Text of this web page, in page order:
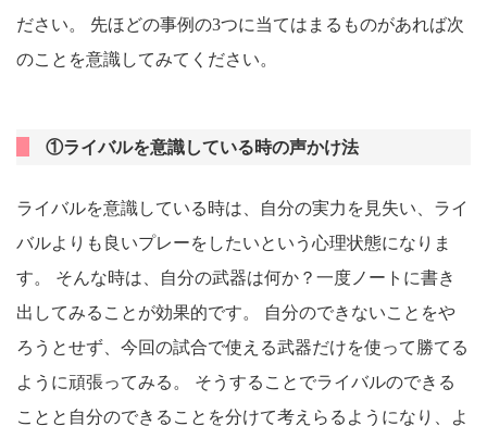
ださい。 先ほどの事例の3つに当てはまるものがあれば次
のことを意識してみてください。
①ライバルを意識している時の声かけ法
ライバルを意識している時は、自分の実力を見失い、ライ
バルよりも良いプレーをしたいという心理状態になりま
す。 そんな時は、自分の武器は何か？一度ノートに書き
出してみることが効果的です。 自分のできないことをや
ろうとせず、今回の試合で使える武器だけを使って勝てる
ように頑張ってみる。 そうすることでライバルのできる
ことと自分のできることを分けて考えらるようになり、よ